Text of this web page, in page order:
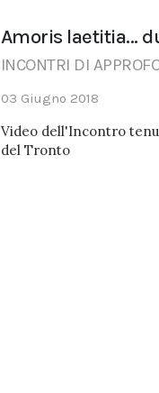
Amoris laetitia...
INCONTRI DI
03 Giugno 2018
Video dell'Incontro
del Tronto